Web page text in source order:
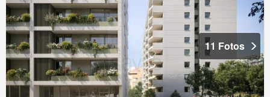
11 Fotos